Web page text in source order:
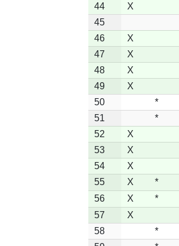
44
X
45
46
X
47
X
48
X
49
X
50
*
51
*
52
X
53
X
54
X
55
X *
56
X *
57
X
58
*